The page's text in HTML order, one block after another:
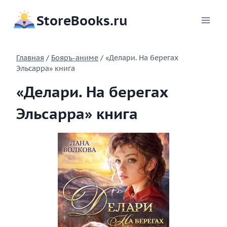
содержимому
StoreBooks.ru
Главная / Бояръ-аниме / «Делари. На берегах
Эльсарра» книга
«Делари. На берегах
Эльсарра» книга